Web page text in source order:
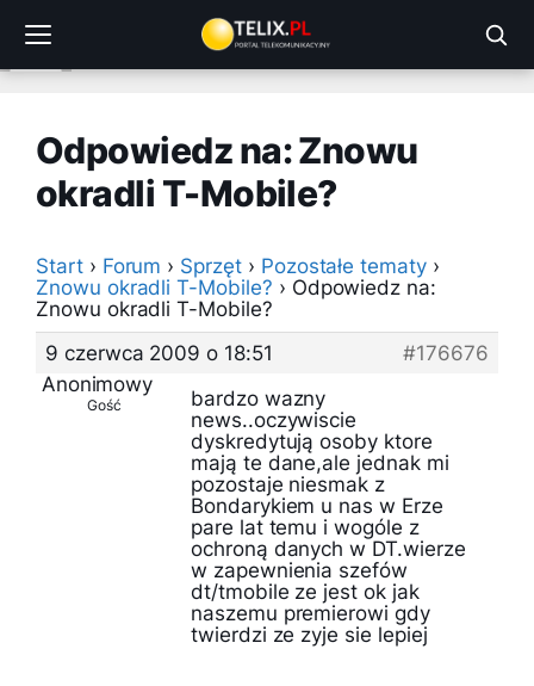
treści
Odpowiedz na: Znowu
okradli T-Mobile?
Start › Forum › Sprzęt › Pozostałe tematy ›
Znowu okradli T-Mobile? › Odpowiedz na:
Znowu okradli T-Mobile?
9 czerwca 2009 o 18:51
#176676
Anonimowy
Gość
bardzo wazny
news..oczywiscie
dyskredytują osoby ktore
mają te dane,ale jednak mi
pozostaje niesmak z
Bondarykiem u nas w Erze
pare lat temu i wogóle z
ochroną danych w DT.wierze
w zapewnienia szefów
dt/tmobile ze jest ok jak
naszemu premierowi gdy
twierdzi ze zyje sie lepiej